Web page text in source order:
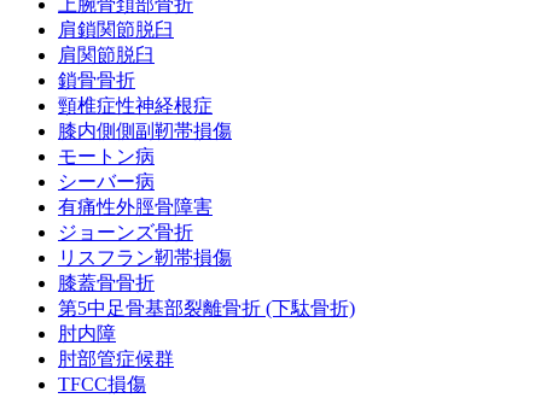
上腕骨頚部骨折
肩鎖関節脱臼
肩関節脱臼
鎖骨骨折
頸椎症性神経根症
膝内側側副靭帯損傷
モートン病
シーバー病
有痛性外脛骨障害
ジョーンズ骨折
リスフラン靭帯損傷
膝蓋骨骨折
第5中足骨基部裂離骨折 (下駄骨折)
肘内障
肘部管症候群
TFCC損傷